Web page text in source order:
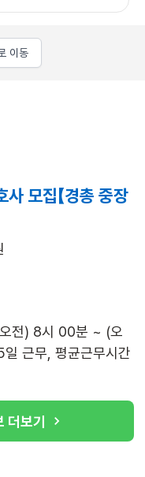
이동
모집【경총 중장
전) 8시 00분 ~ (오
근무, 평균근무시간
더보기